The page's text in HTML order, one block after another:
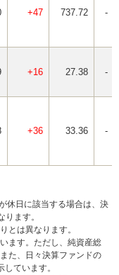
+47 737.72 -
+16 27.38 -
+36 33.36 -
休日に該当する場合は、決
ます。
とは異なります。
ます。ただし、純資産総
た、日々決算ファンドの
ています。